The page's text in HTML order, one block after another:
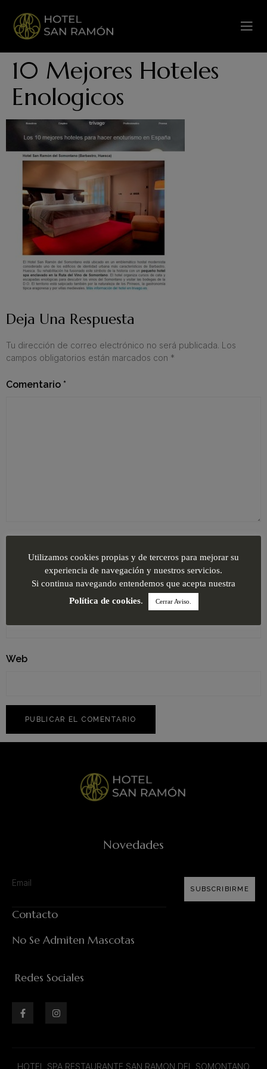
10 Mejores Hoteles
Enologicos
Deja Una Respuesta
Tu dirección de correo electrónico no será publicada. Los
campos obligatorios están marcados con *
Comentario *
Correo electrónico*
Web
Novedades
SUBSCRIBIRME
Contacto
No Se Admiten Mascotas
Redes Sociales
HOTEL SPA RESTAURANTE SAN RAMON DEL SOMONTANO
Utilizamos cookies propias y de terceros para mejorar su
experiencia de navegación y nuestros servicios.
Si continua navegando entendemos que acepta nuestra
Política de cookies. Cerrar Aviso.